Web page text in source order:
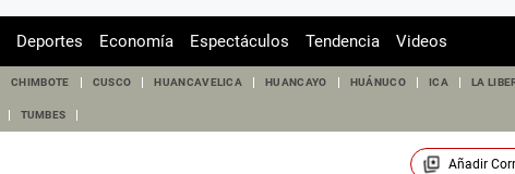
Deportes Economía Espectáculos Tendencia Videos
CHIMBOTE CUSCO HUANCAVELICA HUANCAYO HUÁNUCO ICA LA
TUMBES
Añadir